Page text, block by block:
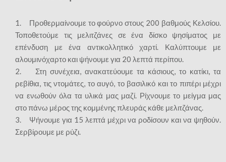
1. Προθερμαίνουμε το φούρνο στους 200 βαθμούς Κελσίου.
Τοποθετούμε τις μελιτζάνες σε ένα δίσκο ψησίματος με
επένδυση με ένα αντικολλητικό χαρτί. Καλύπτουμε με
αλουμινόχαρτο και ψήνουμε για 20 λεπτά περίπου.
2. Στη συνέχεια, ανακατεύουμε τα κάσιους, το κατίκι, τα
ρεβίθια, τις ντομάτες, το αυγό, το βασιλικό και το πιπέρι μέχρι
να ενωθούν όλα τα υλικά μας μαζί. Ρίχνουμε το μείγμα μας
στο πάνω μέρος της κομμένης πλευράς κάθε μελιτζάνας.
3. Ψήνουμε για 15 λεπτά μέχρι να ροδίσουν και να ψηθούν.
Σερβίρουμε με ρύζι.